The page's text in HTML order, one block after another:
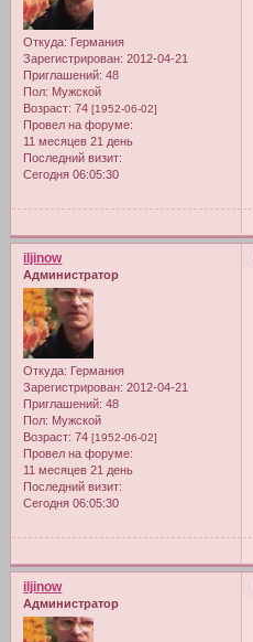
Откуда: Германия
Зарегистрирован: 2012-04-21
Приглашений: 48
Пол: Мужской
Возраст: 74[1952-06-02]
Провел на форуме:
11 месяцев 21 день
Последний визит:
Сегодня 06:05:30
iljinow
Администратор
Откуда: Германия
Зарегистрирован: 2012-04-21
Приглашений: 48
Пол: Мужской
Возраст: 74[1952-06-02]
Провел на форуме:
11 месяцев 21 день
Последний визит:
Сегодня 06:05:30
iljinow
Администратор